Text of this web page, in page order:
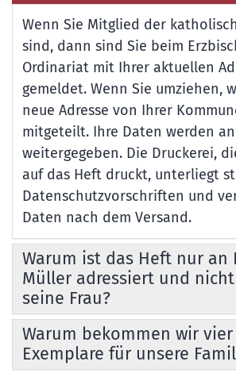
Wenn Sie Mitglied der
sind, dann sind Sie beim
Ordinariat mit Ihrer aktuellen
gemeldet. Wenn Sie umziehen,
neue Adresse von Ihrer
mitgeteilt. Ihre Daten werden
weitergegeben. Die Druckerei,
auf das Heft druckt, unterliegt
Datenschutzvorschriften und
Daten nach dem Versand.
Warum ist das Heft nur an
Müller adressiert und
seine Frau?
Warum bekommen wir vier
Exemplare für unsere